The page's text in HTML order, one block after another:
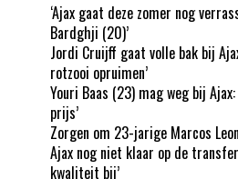
‘Ajax gaat deze zomer nog
Bardghji (20)’
Jordi Cruijff gaat volle bak bij
rotzooi opruimen’
Youri Baas (23) mag weg bij
prijs’
Zorgen om 23-jarige Marcos
Ajax nog niet klaar op de
kwaliteit bij’